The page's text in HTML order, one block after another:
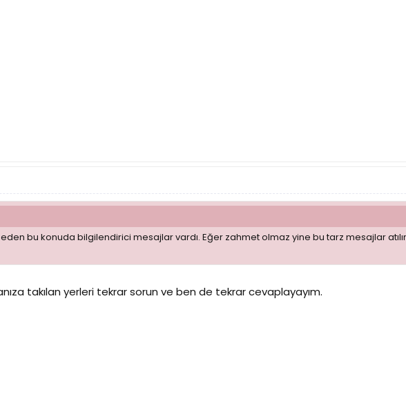
bu konuda bilgilendirici mesajlar vardı. Eğer zahmet olmaz yine bu tarz mesajlar
takılan yerleri tekrar sorun ve ben de tekrar cevaplayayım.